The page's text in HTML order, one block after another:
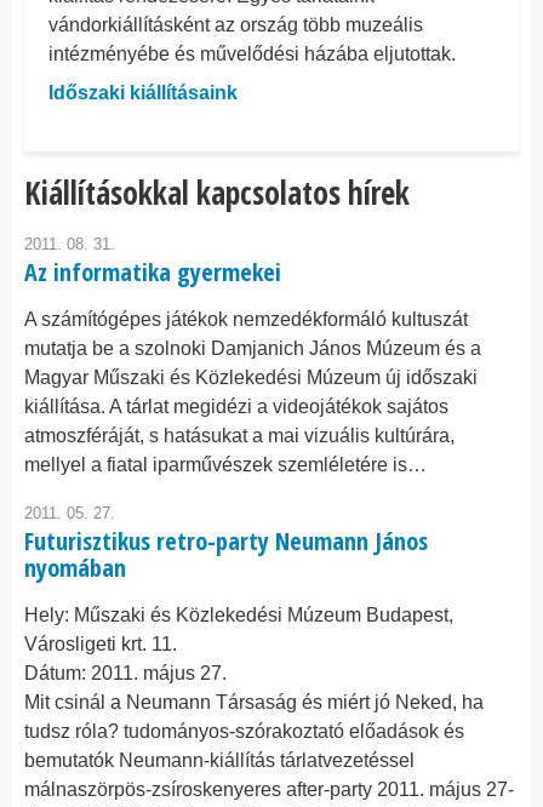
vándorkiállításként az ország több muzeális
intézményébe és művelődési házába eljutottak.
Időszaki kiállításaink
Kiállításokkal kapcsolatos hírek
2011. 08. 31.
Az informatika gyermekei
A számítógépes játékok nemzedékformáló kultuszát
mutatja be a szolnoki Damjanich János Múzeum és a
Magyar Műszaki és Közlekedési Múzeum új időszaki
kiállítása. A tárlat megidézi a videojátékok sajátos
atmoszféráját, s hatásukat a mai vizuális kultúrára,
mellyel a fiatal iparművészek szemléletére is…
2011. 05. 27.
Futurisztikus retro-party Neumann János
nyomában
Hely: Műszaki és Közlekedési Múzeum Budapest,
Városligeti krt. 11.
Dátum: 2011. május 27.
Mit csinál a Neumann Társaság és miért jó Neked, ha
tudsz róla? tudományos-szórakoztató előadások és
bemutatók Neumann-kiállítás tárlatvezetéssel
málnaszörpös-zsíroskenyeres after-party 2011. május 27-